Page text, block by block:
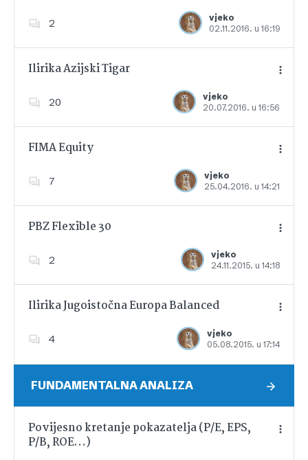
2
vjeko
02.11.2016. u 16:19
Dodajte u favorite
Ilirika Azijski Tigar
20
vjeko
20.07.2016. u 16:56
Dodajte u favorite
FIMA Equity
7
vjeko
25.04.2016. u 14:21
Dodajte u favorite
PBZ Flexible 30
2
vjeko
24.11.2015. u 14:18
Dodajte u favorite
Ilirika Jugoistočna Europa Balanced
4
vjeko
05.08.2015. u 17:14
Dodajte u favorite
FUNDAMENTALNA ANALIZA
Povijesno kretanje pokazatelja (P/E, EPS,
P/B, ROE…)